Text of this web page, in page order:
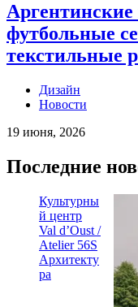
Аргентинские
футбольные
текстильные
Дизайн
Новости
19 июня, 2026
Последние
Культурны
й центр
Val d’Oust /
Atelier 56S
Архитекту
ра